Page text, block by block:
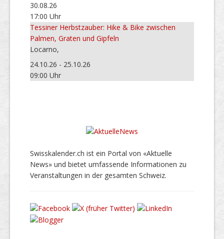
30.08.26
17:00 Uhr
Tessiner Herbstzauber: Hike & Bike zwischen
Palmen, Graten und Gipfeln
Locarno,
24.10.26 - 25.10.26
09:00 Uhr
Swisskalender.ch ist ein Portal von «Aktuelle
News» und bietet umfassende Informationen zu
Veranstaltungen in der gesamten Schweiz.